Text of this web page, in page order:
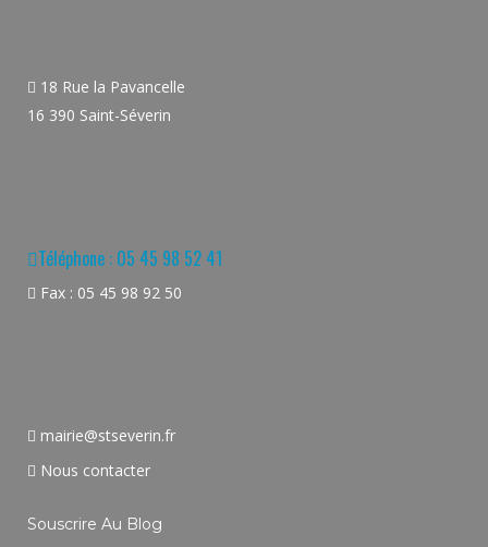
18 Rue la Pavancelle
16 390 Saint-Séverin
Téléphone : 05 45 98 52 41
Fax : 05 45 98 92 50
mairie@stseverin.fr
Nous contacter
Souscrire Au Blog